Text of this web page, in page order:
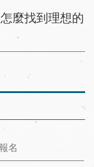
麼找到理想的
名